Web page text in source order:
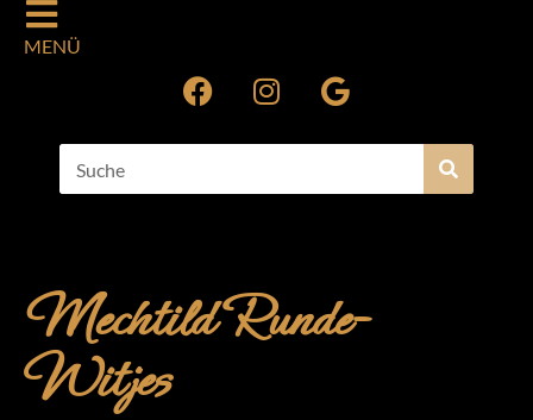
MENÜ
Mechtild Runde-
Witjes